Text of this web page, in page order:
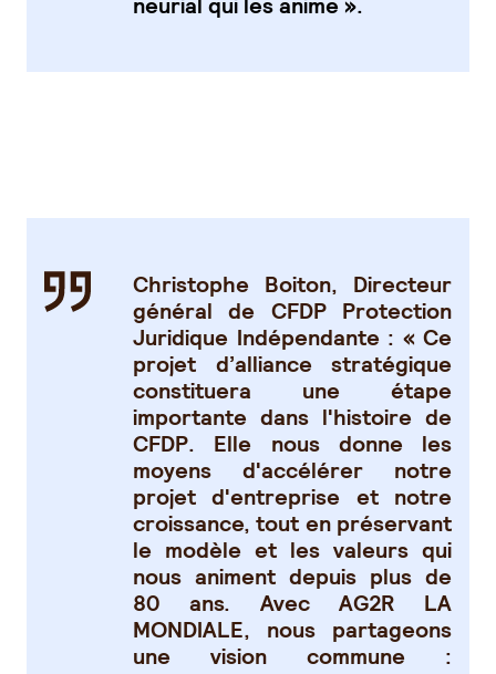
Christophe Boiton, Directeur
général de CFDP Protection
Juridique Indépendante : « Ce
projet d’alliance stratégique
constituera une étape
importante dans l'histoire de
CFDP. Elle nous donne les
moyens d'accélérer notre
projet d'entreprise et notre
croissance, tout en préservant
le modèle et les valeurs qui
nous animent depuis plus de
80 ans. Avec AG2R LA
MONDIALE, nous partageons
une vision commune :